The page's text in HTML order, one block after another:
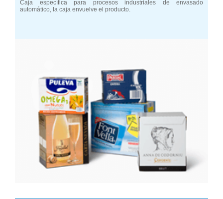
Caja específica para procesos industriales de envasado
automático, la caja envuelve el producto.